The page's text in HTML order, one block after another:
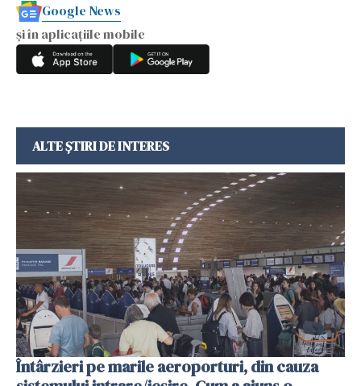
Google News
și în aplicațiile mobile
ALTE ȘTIRI DE INTERES
Întârzieri pe marile aeroporturi, din cauza